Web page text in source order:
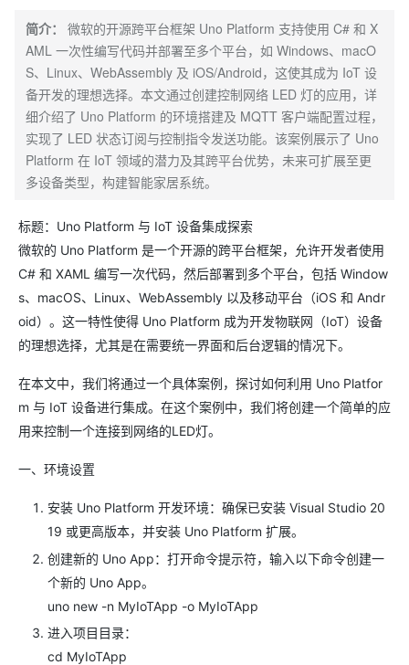
简介：
微软的开源跨平台框架 Uno Platform 支持使用 C# 和 X
AML 一次性编写代码并部署至多个平台，如 Windows、macO
S、Linux、WebAssembly 及 iOS/Android，这使其成为 IoT 设
备开发的理想选择。本文通过创建控制网络 LED 灯的应用，详
细介绍了 Uno Platform 的环境搭建及 MQTT 客户端配置过程，
实现了 LED 状态订阅与控制指令发送功能。该案例展示了 Uno
Platform 在 IoT 领域的潜力及其跨平台优势，未来可扩展至更
多设备类型，构建智能家居系统。
标题：Uno Platform 与 IoT 设备集成探索
微软的 Uno Platform 是一个开源的跨平台框架，允许开发者使用
C# 和 XAML 编写一次代码，然后部署到多个平台，包括 Window
s、macOS、Linux、WebAssembly 以及移动平台（iOS 和 Andr
oid）。这一特性使得 Uno Platform 成为开发物联网（IoT）设备
的理想选择，尤其是在需要统一界面和后台逻辑的情况下。
在本文中，我们将通过一个具体案例，探讨如何利用 Uno Platfor
m 与 IoT 设备进行集成。在这个案例中，我们将创建一个简单的应
用来控制一个连接到网络的LED灯。
一、环境设置
安装 Uno Platform 开发环境：确保已安装 Visual Studio 20
19 或更高版本，并安装 Uno Platform 扩展。
创建新的 Uno App：打开命令提示符，输入以下命令创建一
个新的 Uno App。
uno new -n MyIoTApp -o MyIoTApp
进入项目目录：
cd MyIoTApp